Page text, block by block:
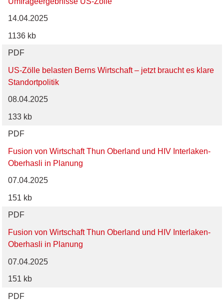
14.04.2025
1136 kb
PDF
US-Zölle belasten Berns Wirtschaft – jetzt braucht es klare
Standortpolitik
08.04.2025
133 kb
PDF
Fusion von Wirtschaft Thun Oberland und HIV Interlaken-
Oberhasli in Planung
07.04.2025
151 kb
PDF
Fusion von Wirtschaft Thun Oberland und HIV Interlaken-
Oberhasli in Planung
07.04.2025
151 kb
PDF